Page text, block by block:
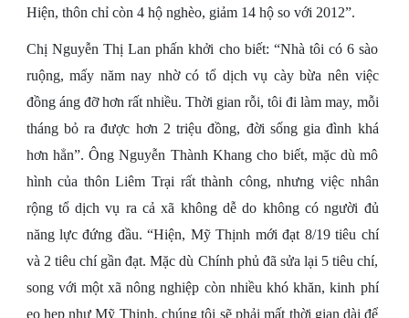
Hiện, thôn chỉ còn 4 hộ nghèo, giảm 14 hộ so với 2012”.
Chị Nguyễn Thị Lan phấn khởi cho biết: “Nhà tôi có 6 sào
ruộng, mấy năm nay nhờ có tổ dịch vụ cày bừa nên việc
đồng áng đỡ hơn rất nhiều. Thời gian rỗi, tôi đi làm may, mỗi
tháng bỏ ra được hơn 2 triệu đồng, đời sống gia đình khá
hơn hẳn”. Ông Nguyễn Thành Khang cho biết, mặc dù mô
hình của thôn Liêm Trại rất thành công, nhưng việc nhân
rộng tổ dịch vụ ra cả xã không dễ do không có người đủ
năng lực đứng đầu. “Hiện, Mỹ Thịnh mới đạt 8/19 tiêu chí
và 2 tiêu chí gần đạt. Mặc dù Chính phủ đã sửa lại 5 tiêu chí,
song với một xã nông nghiệp còn nhiều khó khăn, kinh phí
eo hẹp như Mỹ Thịnh, chúng tôi sẽ phải mất thời gian dài để